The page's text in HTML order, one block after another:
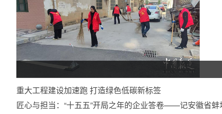
重大工程建设加速跑 打造绿色低碳新标签
匠心与担当：“十五五”开局之年的企业答卷——记安徽省